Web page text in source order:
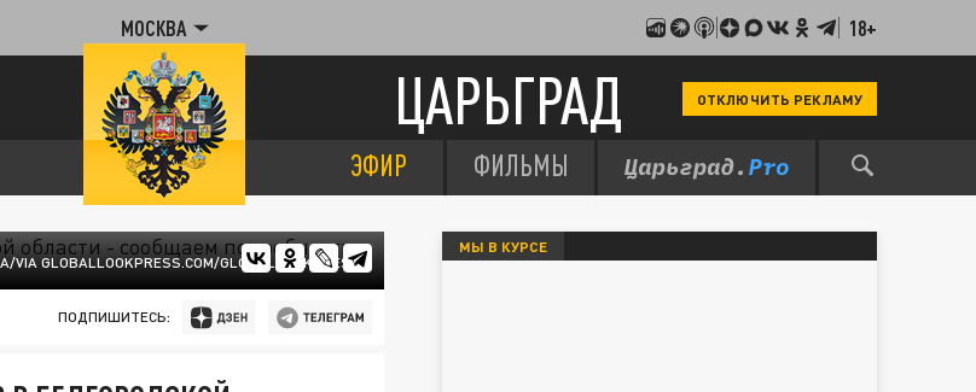
МОСКВА 18+
ЦАРЬГРАД ОТКЛЮЧИТЬ РЕКЛАМУ
ЭФИР ФИЛЬМЫ
VIA GLOBALLOOKPRESS.COM/GLOBALLOOKPRESS
ПОДПИШИТЕСЬ:
МЫ В КУРСЕ